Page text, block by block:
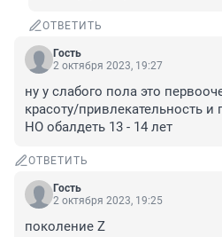
ОТВЕТИТЬ
Гость
2 октября 2023, 19:27
ну у слабого пола это
красоту/привлекательность
НО обалдеть 13 - 14 лет
ОТВЕТИТЬ
Гость
2 октября 2023, 19:25
поколение Z